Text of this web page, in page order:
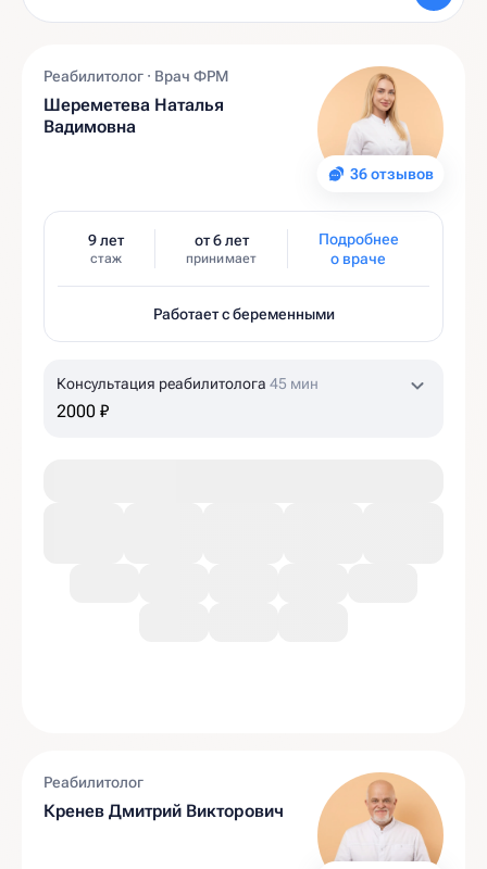
36 отзывов
Реабилитолог · Врач ФРМ
Шереметева Наталья
Вадимовна
9 лет
стаж
от 6 лет
принимает
Подробнее
о враче
Работает с беременными
Консультация реабилитолога 45 мин
2000 ₽
Реабилитолог
Кренев Дмитрий Викторович